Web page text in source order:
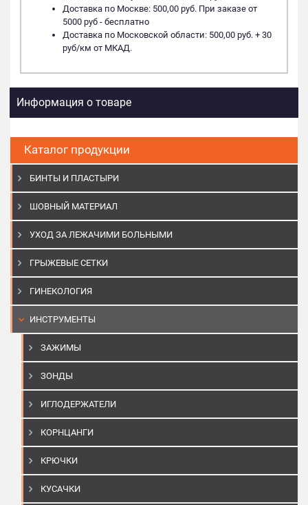
Каталог продукции
БИНТЫ И ПЛАСТЫРИ
ШОВНЫЙ МАТЕРИАЛ
УХОД ЗА ЛЕЖАЧИМИ БОЛЬНЫМИ
ГРЫЖЕВЫЕ СЕТКИ
ГИНЕКОЛОГИЯ
ИНСТРУМЕНТЫ
ЗАЖИМЫ
ЗОНДЫ
ИГЛОДЕРЖАТЕЛИ
КОРНЦАНГИ
КРЮЧКИ
КУСАЧКИ
Доставка по Москве: 500,00 руб. При заказе от
5000 руб - бесплатно
Доставка по Московской области: 500,00 руб. + 30
руб/км от МКАД.
Информация о товаре